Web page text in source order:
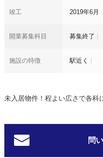
竣工 2019年6月
開業募集科目 募集終了
施設の特徴 駅近く
未入居物件！程よい広さで各科
問